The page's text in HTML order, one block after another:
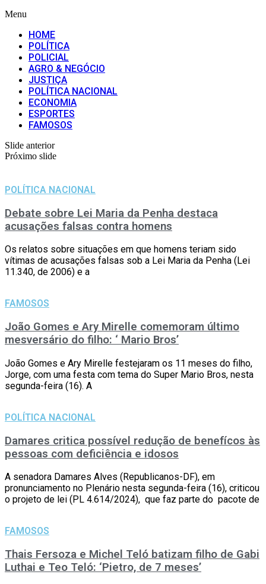
Menu
HOME
POLÍTICA
POLICIAL
AGRO & NEGÓCIO
JUSTIÇA
POLÍTICA NACIONAL
ECONOMIA
ESPORTES
FAMOSOS
Slide anterior
Próximo slide
POLÍTICA NACIONAL
Debate sobre Lei Maria da Penha destaca
acusações falsas contra homens
Os relatos sobre situações em que homens teriam sido
vítimas de acusações falsas sob a Lei Maria da Penha (Lei
11.340, de 2006) e a
FAMOSOS
João Gomes e Ary Mirelle comemoram último
mesversário do filho: ‘ Mario Bros’
João Gomes e Ary Mirelle festejaram os 11 meses do filho,
Jorge, com uma festa com tema do Super Mario Bros, nesta
segunda-feira (16). A
POLÍTICA NACIONAL
Damares critica possível redução de benefícos às
pessoas com deficiência e idosos
A senadora Damares Alves (Republicanos-DF), em
pronunciamento no Plenário nesta segunda-feira (16), criticou
o projeto de lei (PL 4.614/2024), que faz parte do pacote de
FAMOSOS
Thais Fersoza e Michel Teló batizam filho de Gabi
Luthai e Teo Teló: ‘Pietro, de 7 meses’